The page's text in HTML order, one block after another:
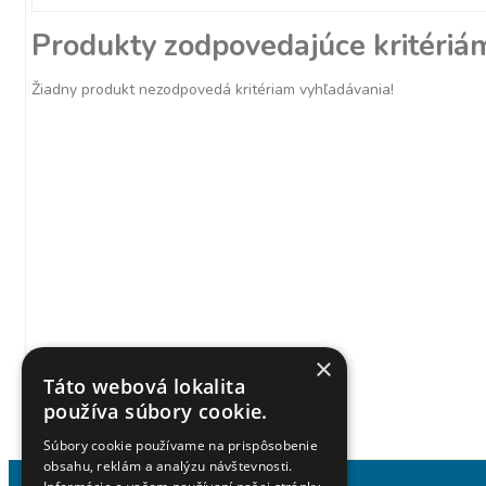
Produkty zodpovedajúce
Žiadny produkt nezodpovedá kritériam vyhľadávania!
×
Táto webová lokalita
používa súbory cookie.
Súbory cookie používame na prispôsobenie
obsahu, reklám a analýzu návštevnosti.